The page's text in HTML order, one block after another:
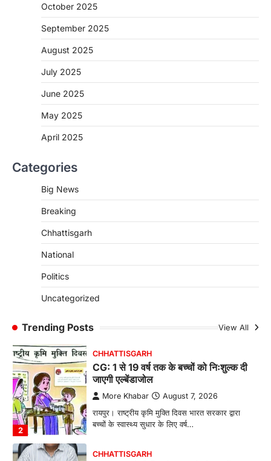
October 2025
September 2025
August 2025
July 2025
June 2025
May 2025
April 2025
Categories
Big News
Breaking
Chhattisgarh
National
Politics
Uncategorized
Trending Posts View All
रायपुर। राष्ट्रीय कृमि मुक्ति दिवस भारत सरकार द्वारा
CHHATTISGARH
जशपुर जिले की 5 माह की मासूम…
CG: छिपली की दीदियों का कमाल, बकरी
बनाने की दिशा में जिले के नगरी…
2
CHHATTISGARH
CG: 1 से 19 वर्ष तक के बच्चों को निःशुल्क दी
जाएगी एल्बेंडाजोल
More Khabar August 7, 2026
रायपुर। राष्ट्रीय कृमि मुक्ति दिवस भारत सरकार द्वारा
बच्चों के स्वास्थ्य सुधार के लिए वर्ष…
CHHATTISGARH